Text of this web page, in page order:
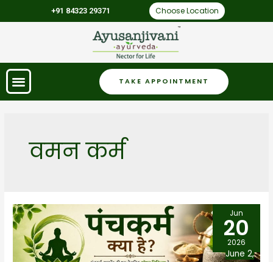
+91 84323 29371 Choose Location
TAKE APPOINTMENT
वमन कर्म
Jun
20
2026
June 2,